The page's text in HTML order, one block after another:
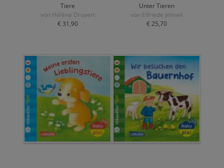
Tiere
von Hélène Druvert
€ 31,90
Unter Tieren
von Elfriede Jelinek
€ 25,70